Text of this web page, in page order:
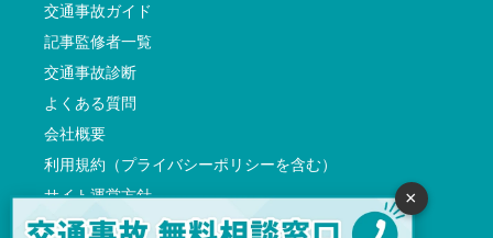
交通事故ガイド
記事監修者一覧
交通事故診断
よくある質問
会社概要
利用規約（プライバシーポリシーを含む）
サイト運営方針
反社会的勢力に対する基本方針
×